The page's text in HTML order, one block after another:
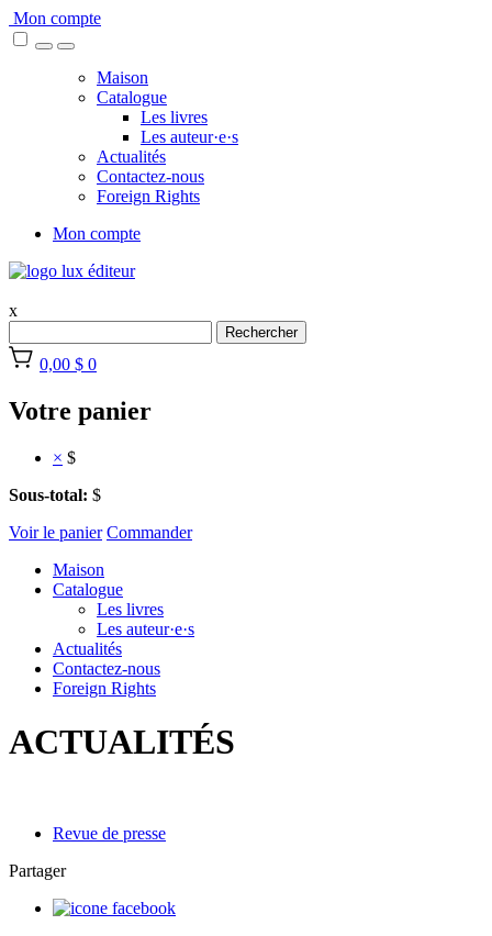
Skip
to
Mon compte
Maison
Catalogue
Les livres
Les auteur·e·s
Actualités
Contactez-nous
Foreign Rights
Mon compte
x
Rechercher
0,00 $ 0
Votre panier
× $
Sous-total: $
Voir le panier Commander
Maison
Catalogue
Les livres
Les auteur·e·s
Actualités
Contactez-nous
Foreign Rights
ACTUALITÉS
Revue de presse
Partager